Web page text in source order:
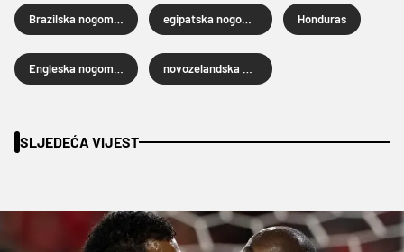
Honduras
SLJEDEĆA VIJEST